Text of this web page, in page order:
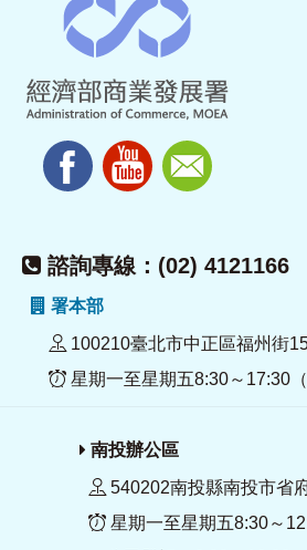
諮詢專線：(02) 4121166
署本部
100210臺北市中正區福州街
星期一至星期五8:30～17:30
南投辦公區
540202南投縣南投市省
星期一至星期五8:30～